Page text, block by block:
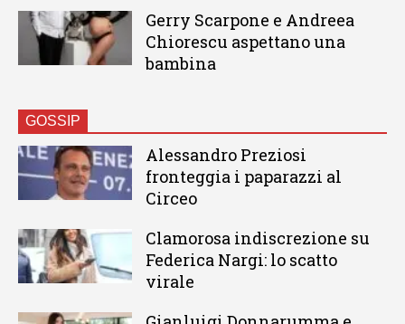
Gerry Scarpone e Andreea
Chiorescu aspettano una
bambina
GOSSIP
Alessandro Preziosi
fronteggia i paparazzi al
Circeo
Clamorosa indiscrezione su
Federica Nargi: lo scatto
virale